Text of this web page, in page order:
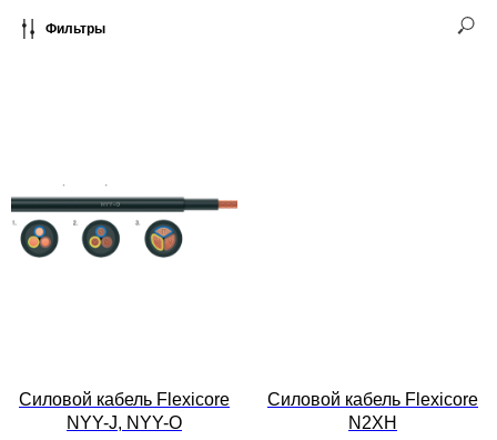
Фильтры
Силовой кабель Flexicore
NYY-J, NYY-O
Силовой кабель Flexicore
N2XH